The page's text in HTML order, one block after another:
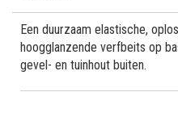
Een duurzaam elastische,
hoogglanzende verfbeits op
gevel- en tuinhout buiten.